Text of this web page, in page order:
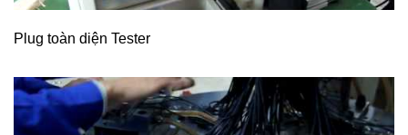
Plug toàn diện Tester